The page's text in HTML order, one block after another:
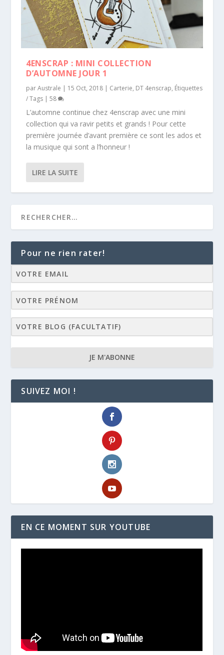
4ENSCRAP : MINI COLLECTION
D’AUTOMNE JOUR 1
parAustrale | 15 Oct, 2018 | Carterie, DT 4enscrap, Étiquettes
/ Tags |58
L’automne continue chez 4enscrap avec une mini
collection qui va ravir petits et grands ! Pour cette
première journée d’avant première ce sont les ados et
la musique qui sont a l’honneur !
LIRE LA SUITE
Pour ne rien rater!
JE M'ABONNE
SUIVEZ MOI !
EN CE MOMENT SUR YOUTUBE